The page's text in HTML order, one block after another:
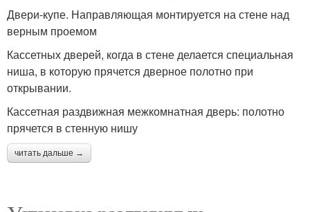
Двери-купе. Направляющая монтируется на стене над
верным проемом
Кассетных дверей, когда в стене делается специальная
ниша, в которую прячется дверное полотно при
открывании.
Кассетная раздвижная межкомнатная дверь: полотно
прячется в стенную нишу
читать дальше →